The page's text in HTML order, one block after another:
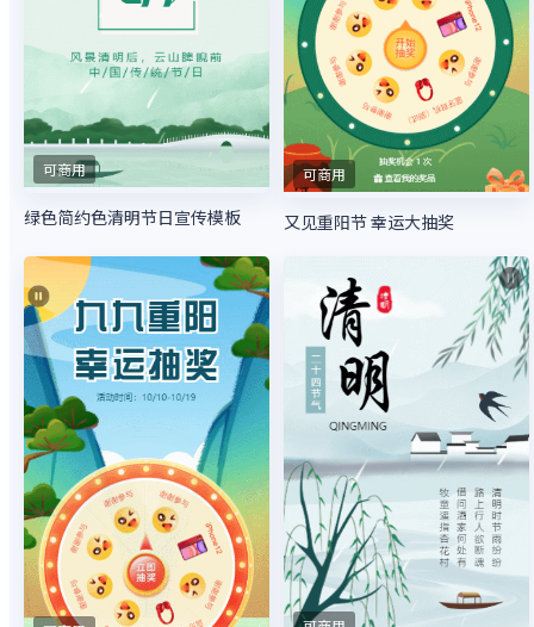
可商用
绿色简约色清明节日宣传模板
可商用
又见重阳节 幸运大抽奖